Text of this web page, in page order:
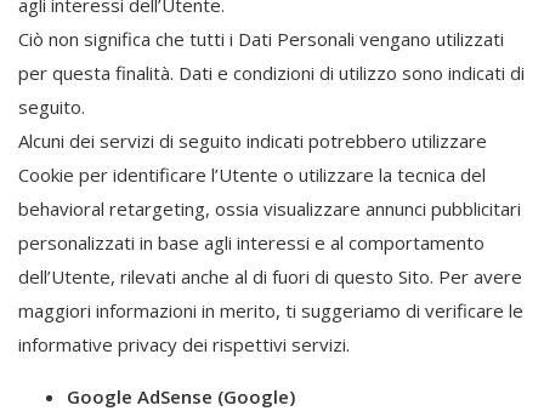
agli interessi dell’Utente.
Ciò non significa che tutti i Dati Personali vengano utilizzati
per questa finalità. Dati e condizioni di utilizzo sono indicati di
seguito.
Alcuni dei servizi di seguito indicati potrebbero utilizzare
Cookie per identificare l’Utente o utilizzare la tecnica del
behavioral retargeting, ossia visualizzare annunci pubblicitari
personalizzati in base agli interessi e al comportamento
dell’Utente, rilevati anche al di fuori di questo Sito. Per avere
maggiori informazioni in merito, ti suggeriamo di verificare le
informative privacy dei rispettivi servizi.
Google AdSense (Google)